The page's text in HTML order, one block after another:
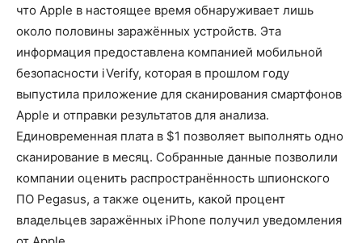
что Apple в настоящее время обнаруживает лишь
около половины заражённых устройств. Эта
информация предоставлена компанией мобильной
безопасности iVerify, которая в прошлом году
выпустила приложение для сканирования смартфонов
Apple и отправки результатов для анализа.
Единовременная плата в $1 позволяет выполнять одно
сканирование в месяц. Собранные данные позволили
компании оценить распространённость шпионского
ПО Pegasus, а также оценить, какой процент
владельцев заражённых iPhone получил уведомления